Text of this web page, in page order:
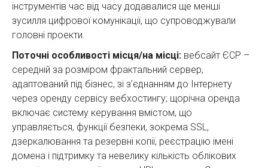
інструментів час від часу додавалися ще менші
зусилля цифрової комунікації, що супроводжували
головні проекти.
Поточні особливості місця/на місці: вебсайт ЄСР –
середній за розміром фрактальний сервер,
адаптований під бізнес, зі з’єднанням до Інтернету
через оренду сервісу вебхостингу; щорічна оренда
включає систему керування вмістом, що
управляється, функції безпеки, зокрема SSL,
дзеркалювання та резервні копії, реєстрацію імені
домена і підтримку та невелику кількість облікових